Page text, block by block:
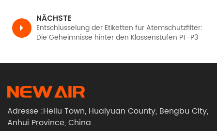
NÄCHSTE
Entschlüsselung der Etiketten für Atemschutzfilter:
Die Geheimnisse hinter den Klassenstufen P1–P3
Adresse :Heliu Town, Huaiyuan County, Bengbu City,
Anhui Province, China